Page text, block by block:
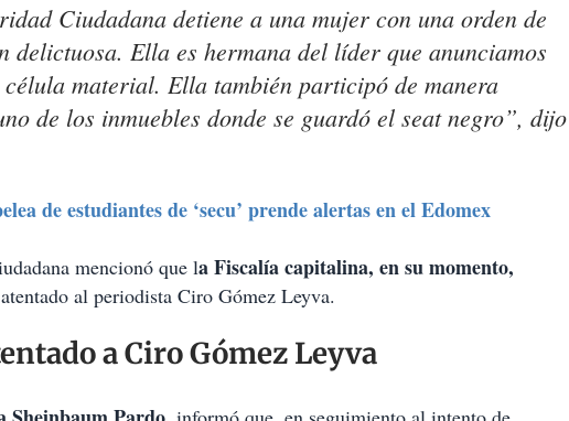
Ciudadana detiene a una mujer con una orden de
delictuosa. Ella es hermana del líder que anunciamos
material. Ella también participó de manera
de los inmuebles donde se guardó el seat negro”, dijo
de estudiantes de ‘secu’ prende alertas en el Edomex
mencionó que la Fiscalía capitalina, en su momento,
al periodista Ciro Gómez Leyva.
a Ciro Gómez Leyva